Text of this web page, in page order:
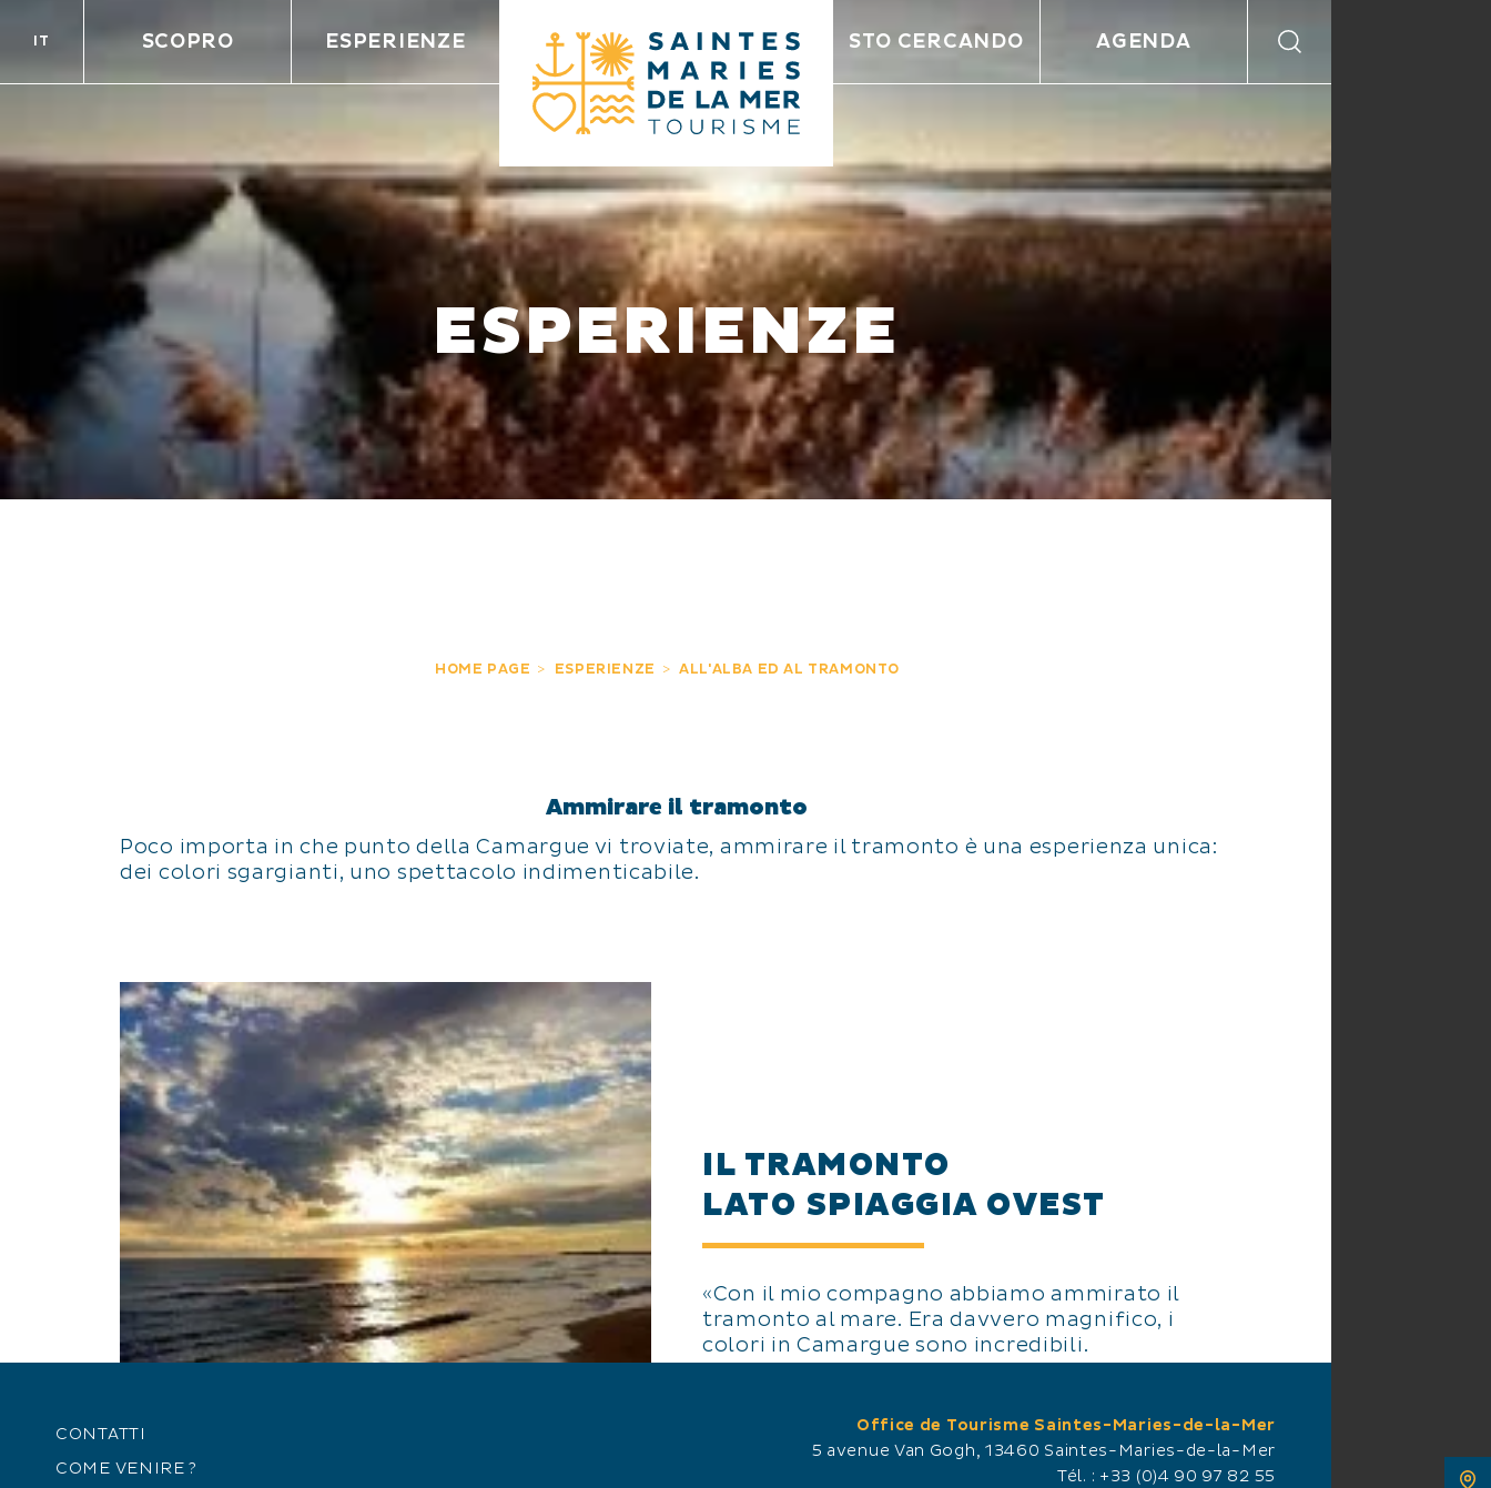
IT SCOPRO ESPERIENZE STO CERCANDO AGENDA
ESPERIENZE
HOME PAGE ESPERIENZE ALL'ALBA ED AL TRAMONTO
Ammirare il tramonto
Poco importa in che punto della Camargue vi troviate, ammirare il tramonto è una esperienza unica:
dei colori sgargianti, uno spettacolo indimenticabile.
IL TRAMONTO
LATO SPIAGGIA OVEST
«Con il mio compagno abbiamo ammirato il
tramonto al mare. Era davvero magnifico, i
colori in Camargue sono incredibili.
osservar il tramonto. » - Audrey
CONTATTI
COME VENIRE ?
Office de Tourisme Saintes-Maries-de-la-Mer
5 avenue Van Gogh, 13460 Saintes-Maries-de-la-Mer
Tél. : +33 (0)4 90 97 82 55